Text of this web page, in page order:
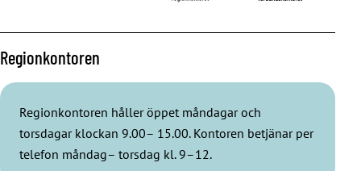
Regionkontoren
Regionkontoren håller öppet måndagar och
torsdagar klockan 9.00– 15.00. Kontoren betjänar per
telefon måndag– torsdag kl. 9–12.